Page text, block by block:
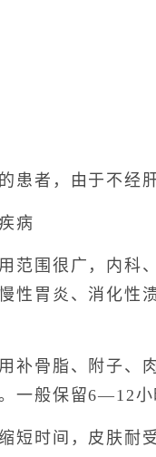
患者，由于不经
病
围很广，内科、
性胃炎、消化性
骨脂、附子、肉
一般保留6―12小
时间，皮肤耐受